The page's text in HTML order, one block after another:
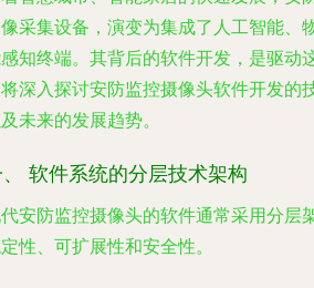
采集设备，演变为集成了人工智能、
知终端。其背后的软件开发，是驱动
深入探讨安防监控摄像头软件开发的
未来的发展趋势。
软件系统的分层技术架构
安防监控摄像头的软件通常采用分层
性、可扩展性和安全性。